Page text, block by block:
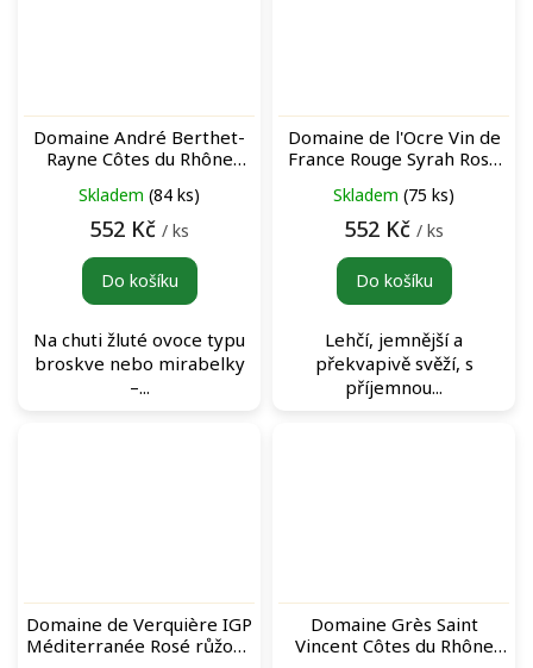
Domaine André Berthet-
Rayne Côtes du Rhône
Skladem (84 ks)
552 Kč / ks
Do košíku
Na chuti žluté ovoce typu
broskve nebo mirabelky
–...
Domaine de l'Ocre Vin de
France Rouge Syrah Rosé
Skladem (75 ks)
552 Kč / ks
Do košíku
Lehčí, jemnější a
překvapivě svěží, s
příjemnou...
Domaine de Verquière IGP
Méditerranée Rosé růžové
Domaine Grès Saint
Vincent Côtes du Rhône